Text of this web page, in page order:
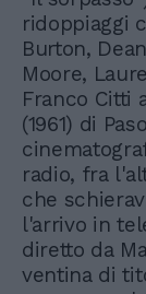
ridoppiaggi
Burton,
Moore,
Franco Citti
(1961) di
radio, fra
che
l'arrivo in
diretto da
ventina di